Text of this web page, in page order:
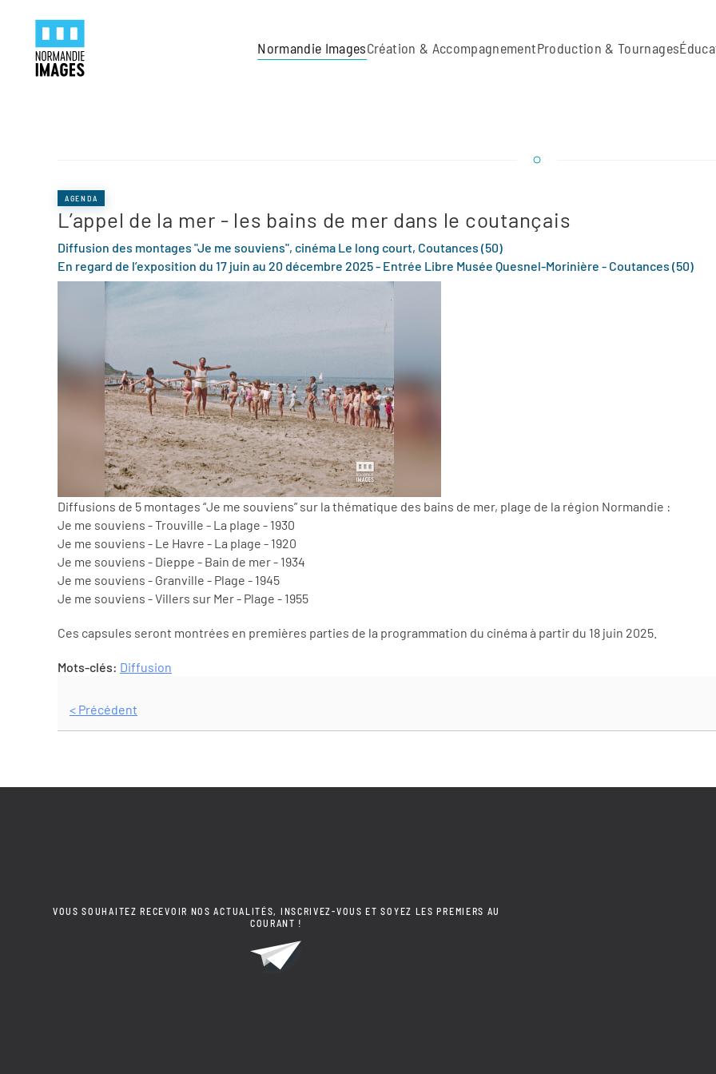
Skip to main content
Normandie ImagesCréation & AccompagnementProduction & Tournages
AGENDA
L’appel de la mer - les bains de mer dans le coutançais
Diffusion des montages "Je me souviens", cinéma Le long court, Coutances (50)
En regard de l’exposition du 17 juin au 20 décembre 2025 - Entrée Libre Musée Quesnel-Morinière - Coutances (50)
Diffusions de 5 montages “Je me souviens” sur la thématique des bains de mer, plage de la région Normandie :
Je me souviens - Trouville - La plage - 1930
Je me souviens - Le Havre - La plage - 1920
Je me souviens - Dieppe - Bain de mer - 1934
Je me souviens - Granville - Plage - 1945
Je me souviens - Villers sur Mer - Plage - 1955
Ces capsules seront montrées en premières parties de la programmation du cinéma à partir du 18 juin 2025.
Mots-clés: Diffusion
< Précédent
VOUS SOUHAITEZ RECEVOIR NOS ACTUALITÉS, INSCRIVEZ-VOUS ET SOYEZ LES PREMIERS AU
COURANT !